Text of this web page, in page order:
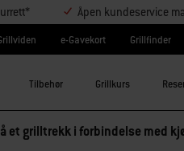
Åpen kundeservice
e-Gavekort Grillfinder
Tilbehør Grillkurs
et grilltrekk i forbindelse med